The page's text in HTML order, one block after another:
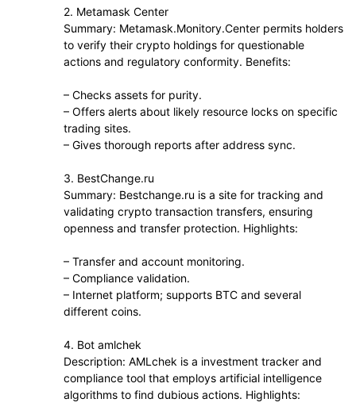
2. Metamask Center
Summary: Metamask.Monitory.Center permits holders
to verify their crypto holdings for questionable
actions and regulatory conformity. Benefits:
– Checks assets for purity.
– Offers alerts about likely resource locks on specific
trading sites.
– Gives thorough reports after address sync.
3. BestChange.ru
Summary: Bestchange.ru is a site for tracking and
validating crypto transaction transfers, ensuring
openness and transfer protection. Highlights:
– Transfer and account monitoring.
– Compliance validation.
– Internet platform; supports BTC and several
different coins.
4. Bot amlchek
Description: AMLchek is a investment tracker and
compliance tool that employs artificial intelligence
algorithms to find dubious actions. Highlights: